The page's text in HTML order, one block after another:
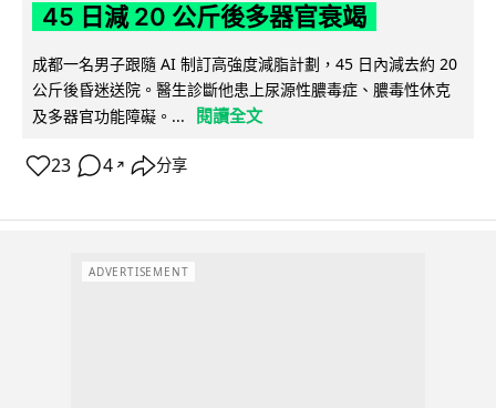
45 日減 20 公斤後多器官衰竭
成都一名男子跟隨 AI 制訂高強度減脂計劃，45 日內減去約 20
公斤後昏迷送院。醫生診斷他患上尿源性膿毒症、膿毒性休克
及多器官功能障礙。...
閱讀全文
23 4 ↗ 分享
ADVERTISEMENT